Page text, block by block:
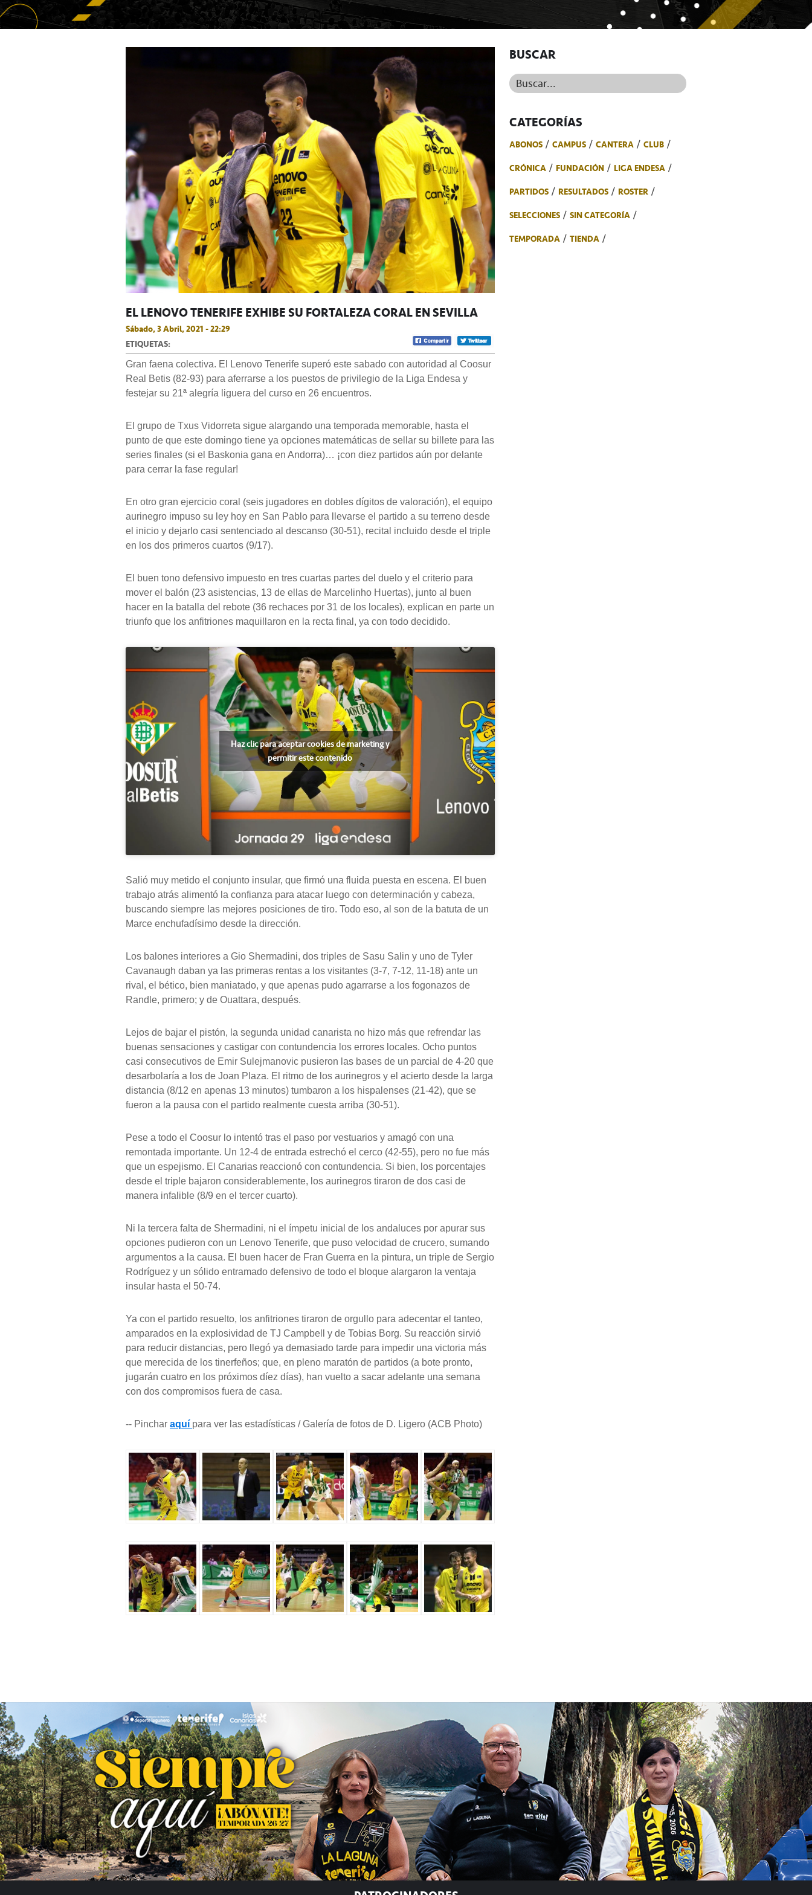
EL LENOVO TENERIFE EXHIBE SU FORTALEZA CORAL EN SEVILLA
Sábado, 3 Abril, 2021 - 22:29
ETIQUETAS:
Gran faena colectiva. El Lenovo Tenerife superó este sabado con autoridad al Coosur
Real Betis (82-93) para aferrarse a los puestos de privilegio de la Liga Endesa y
festejar su 21ª alegría liguera del curso en 26 encuentros.
El grupo de Txus Vidorreta sigue alargando una temporada memorable, hasta el
punto de que este domingo tiene ya opciones matemáticas de sellar su billete para las
series finales (si el Baskonia gana en Andorra)… ¡con diez partidos aún por delante
para cerrar la fase regular!
En otro gran ejercicio coral (seis jugadores en dobles dígitos de valoración), el equipo
aurinegro impuso su ley hoy en San Pablo para llevarse el partido a su terreno desde
el inicio y dejarlo casi sentenciado al descanso (30-51), recital incluido desde el triple
en los dos primeros cuartos (9/17).
El buen tono defensivo impuesto en tres cuartas partes del duelo y el criterio para
mover el balón (23 asistencias, 13 de ellas de Marcelinho Huertas), junto al buen
hacer en la batalla del rebote (36 rechaces por 31 de los locales), explican en parte un
triunfo que los anfitriones maquillaron en la recta final, ya con todo decidido.
Haz clic para aceptar cookies de marketing y
permitir este contenido
Salió muy metido el conjunto insular, que firmó una fluida puesta en escena. El buen
trabajo atrás alimentó la confianza para atacar luego con determinación y cabeza,
buscando siempre las mejores posiciones de tiro. Todo eso, al son de la batuta de un
Marce enchufadísimo desde la dirección.
Los balones interiores a Gio Shermadini, dos triples de Sasu Salin y uno de Tyler
Cavanaugh daban ya las primeras rentas a los visitantes (3-7, 7-12, 11-18) ante un
rival, el bético, bien maniatado, y que apenas pudo agarrarse a los fogonazos de
Randle, primero; y de Ouattara, después.
Lejos de bajar el pistón, la segunda unidad canarista no hizo más que refrendar las
buenas sensaciones y castigar con contundencia los errores locales. Ocho puntos
casi consecutivos de Emir Sulejmanovic pusieron las bases de un parcial de 4-20 que
desarbolaría a los de Joan Plaza. El ritmo de los aurinegros y el acierto desde la larga
distancia (8/12 en apenas 13 minutos) tumbaron a los hispalenses (21-42), que se
fueron a la pausa con el partido realmente cuesta arriba (30-51).
Pese a todo el Coosur lo intentó tras el paso por vestuarios y amagó con una
remontada importante. Un 12-4 de entrada estrechó el cerco (42-55), pero no fue más
que un espejismo. El Canarias reaccionó con contundencia. Si bien, los porcentajes
desde el triple bajaron considerablemente, los aurinegros tiraron de dos casi de
manera infalible (8/9 en el tercer cuarto).
Ni la tercera falta de Shermadini, ni el ímpetu inicial de los andaluces por apurar sus
opciones pudieron con un Lenovo Tenerife, que puso velocidad de crucero, sumando
argumentos a la causa. El buen hacer de Fran Guerra en la pintura, un triple de Sergio
Rodríguez y un sólido entramado defensivo de todo el bloque alargaron la ventaja
insular hasta el 50-74.
Ya con el partido resuelto, los anfitriones tiraron de orgullo para adecentar el tanteo,
amparados en la explosividad de TJ Campbell y de Tobias Borg. Su reacción sirvió
para reducir distancias, pero llegó ya demasiado tarde para impedir una victoria más
que merecida de los tinerfeños; que, en pleno maratón de partidos (a bote pronto,
jugarán cuatro en los próximos díez días), han vuelto a sacar adelante una semana
con dos compromisos fuera de casa.
-- Pinchar aquí para ver las estadísticas / Galería de fotos de D. Ligero (ACB Photo)
BUSCAR
Buscar...
CATEGORÍAS
ABONOS CAMPUS CANTERA
CLUB
CRÓNICA
FUNDACIÓN
LIGA ENDESA
PARTIDOS
RESULTADOS
ROSTER
SELECCIONES
SIN CATEGORÍA
TEMPORADA
TIENDA